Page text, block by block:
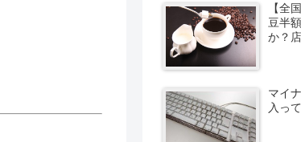
【全
豆半
か？
マイ
入っ